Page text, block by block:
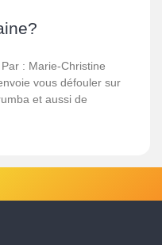
: Marie-Christine
vous défouler sur
et aussi de